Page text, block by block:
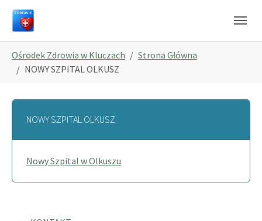
Skip to main navigation
Skip to main content
Skip to page footer
Ośrodek Zdrowia w Kluczach
Strona Główna
NOWY SZPITAL OLKUSZ
NOWY SZPITAL OLKUSZ
Nowy Szpital w Olkuszu